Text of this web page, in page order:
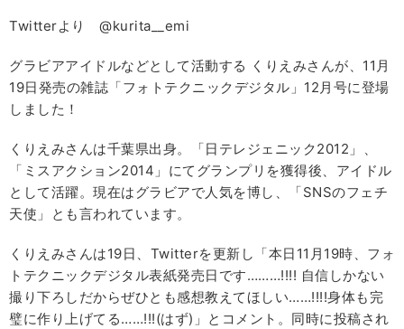
Twitterより @kurita__emi
グラビアアイドルなどとして活動する くりえみさんが、11月
19日発売の雑誌「フォトテクニックデジタル」12月号に登場
しました！
くりえみさんは千葉県出身。「日テレジェニック2012」、
「ミスアクション2014」にてグランプリを獲得後、アイドル
として活躍。現在はグラビアで人気を博し、「SNSのフェチ
天使」とも言われています。
くりえみさんは19日、Twitterを更新し「本日11月19時、フォ
トテクニックデジタル表紙発売日です………!!!! 自信しかない
撮り下ろしだからぜひとも感想教えてほしい……!!!!身体も完
璧に作り上げてる……!!!(はず)」とコメント。同時に投稿され